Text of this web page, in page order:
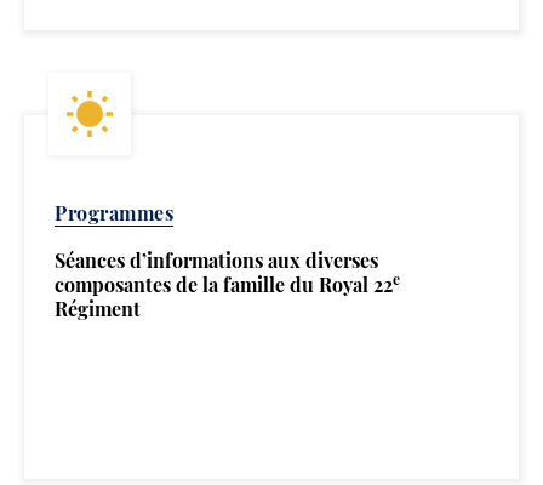
Programmes
Séances d’informations aux diverses
composantes de la famille du Royal 22e
Régiment